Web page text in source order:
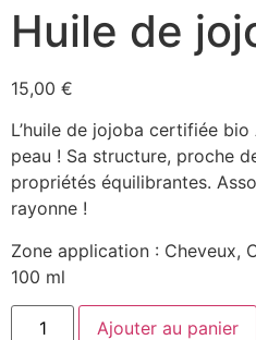
Huile de
15,00 €
L’huile de jojoba certifiée
peau ! Sa structure, proche
propriétés équilibrantes.
rayonne !
Zone application : Cheveux,
100 ml
Ajouter au panier